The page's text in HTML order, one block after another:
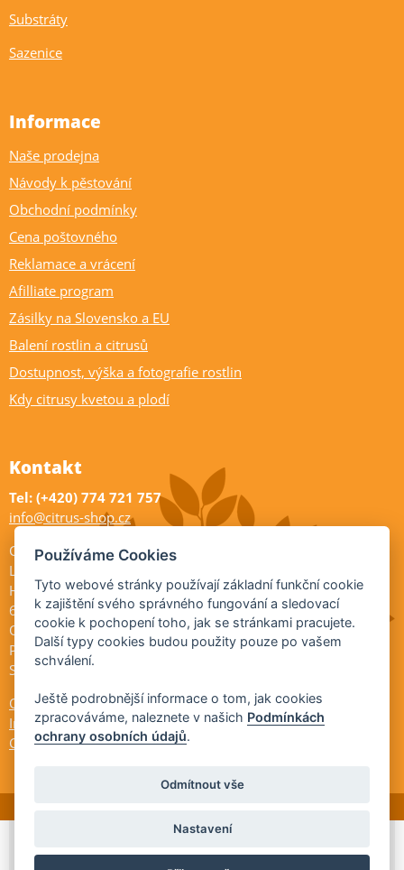
Substráty
Sazenice
Informace
Naše prodejna
Návody k pěstování
Obchodní podmínky
Cena poštovného
Reklamace a vrácení
Afilliate program
Zásilky na Slovensko a EU
Balení rostlin a citrusů
Dostupnost, výška a fotografie rostlin
Kdy citrusy kvetou a plodí
Kontakt
Tel: (+420) 774 721 757
info@citrus-shop.cz
Citrus shop zahradnictví
Legionářů 2
Hodonín
695 01
Otevřeno:
Po-Pá 9-17
So 9-11:30
Ochrana osobních údajů
Informace ÚKZÚZ
Cookies
© 2026 Citrus-shop.cz -Partnerský
Používáme Cookies
Tyto webové stránky používají základní funkční cookie
k zajištění svého správného fungování a sledovací
cookie k pochopení toho, jak se stránkami pracujete.
Další typy cookies budou použity pouze po vašem
schválení.
Ještě podrobnější informace o tom, jak cookies
zpracováváme, naleznete v našich Podmínkách
ochrany osobních údajů.
Odmítnout vše
Nastavení